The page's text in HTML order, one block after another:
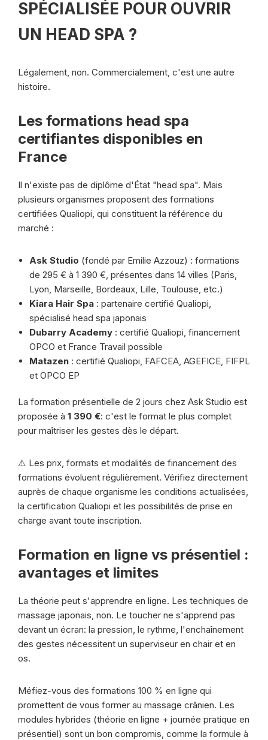
SPÉCIALISÉE POUR OUVRIR
UN HEAD SPA ?
Légalement, non. Commercialement, c'est une autre
histoire.
Les formations head spa
certifiantes disponibles en
France
Il n'existe pas de diplôme d'État "head spa". Mais
plusieurs organismes proposent des formations
certifiées Qualiopi, qui constituent la référence du
marché :
Ask Studio (fondé par Emilie Azzouz) : formations
de 295 € à 1 390 €, présentes dans 14 villes (Paris,
Lyon, Marseille, Bordeaux, Lille, Toulouse, etc.)
Kiara Hair Spa : partenaire certifié Qualiopi,
spécialisé head spa japonais
Dubarry Academy : certifié Qualiopi, financement
OPCO et France Travail possible
Matazen : certifié Qualiopi, FAFCEA, AGEFICE, FIFPL
et OPCO EP
La formation présentielle de 2 jours chez Ask Studio est
proposée à 1 390 €: c'est le format le plus complet
pour maîtriser les gestes dès le départ.
⚠️ Les prix, formats et modalités de financement des
formations évoluent régulièrement. Vérifiez directement
auprès de chaque organisme les conditions actualisées,
la certification Qualiopi et les possibilités de prise en
charge avant toute inscription.
Formation en ligne vs présentiel :
avantages et limites
La théorie peut s'apprendre en ligne. Les techniques de
massage japonais, non. Le toucher ne s'apprend pas
devant un écran: la pression, le rythme, l'enchaînement
des gestes nécessitent un superviseur en chair et en
os.
Méfiez-vous des formations 100 % en ligne qui
promettent de vous former au massage crânien. Les
modules hybrides (théorie en ligne + journée pratique en
présentiel) sont un bon compromis, comme la formule à